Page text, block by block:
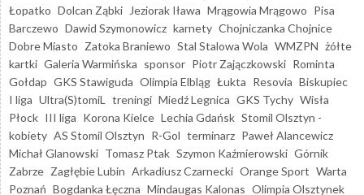
Łopatko Dolcan Ząbki Jeziorak Iława Mrągowia Mrągowo Pisa
Barczewo Dawid Szymonowicz karnety Chojniczanka Chojnice
Dobre Miasto Zatoka Braniewo Stal Stalowa Wola WMZPN żółte
kartki Galeria Warmińska sponsor Piotr Zajączkowski Rominta
Gołdap GKS Stawiguda Olimpia Elbląg Łukta Resovia Biskupiec
I liga Ultra(S)tomiL treningi Miedź Legnica GKS Tychy Wisła
Płock III liga Korona Kielce Lechia Gdańsk Stomil Olsztyn -
kobiety AS Stomil Olsztyn R-Gol terminarz Paweł Alancewicz
Michał Glanowski Tomasz Ptak Szymon Kaźmierowski Górnik
Zabrze Zagłębie Lubin Arkadiusz Czarnecki Orange Sport Warta
Poznań Bogdanka Łęczna Mindaugas Kalonas Olimpia Olsztynek